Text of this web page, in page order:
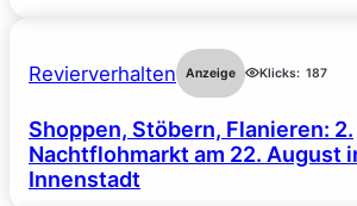
Revierverhalten Anzeige Klicks: 187
Shoppen, Stöbern, Flanieren: 2.
Nachtflohmarkt am 22. August
Innenstadt